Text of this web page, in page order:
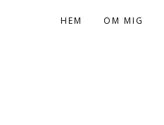
HEM OM MIG